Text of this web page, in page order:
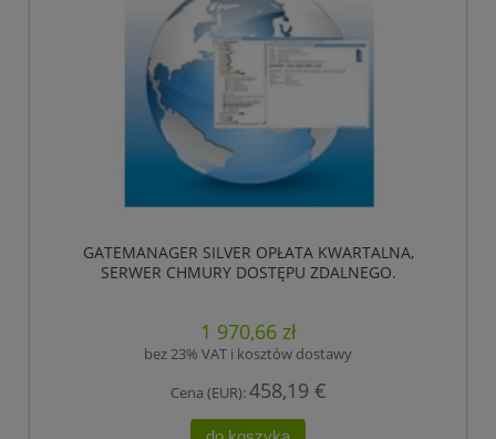
GATEMANAGER SILVER OPŁATA KWARTALNA,
SERWER CHMURY DOSTĘPU ZDALNEGO.
1 970,66 zł
bez 23% VAT i kosztów dostawy
Cena (EUR):458,19 €